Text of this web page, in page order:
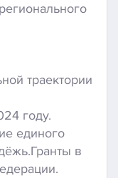
траектории
году.
единого
в